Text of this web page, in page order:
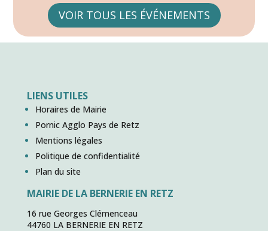
VOIR TOUS LES ÉVÉNEMENTS
LIENS UTILES
Horaires de Mairie
Pornic Agglo Pays de Retz
Mentions légales
Politique de confidentialité
Plan du site
MAIRIE DE LA BERNERIE EN RETZ
16 rue Georges Clémenceau
44760 LA BERNERIE EN RETZ